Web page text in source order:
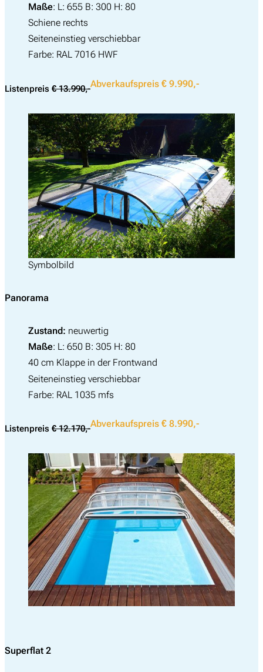
Maße: L: 655 B: 300 H: 80
Schiene rechts
Seiteneinstieg verschiebbar
Farbe: RAL 7016 HWF
Listenpreis € 13.990,-Abverkaufspreis € 9.990,-
Symbolbild
Panorama
Zustand: neuwertig
Maße: L: 650 B: 305 H: 80
40 cm Klappe in der Frontwand
Seiteneinstieg verschiebbar
Farbe: RAL 1035 mfs
Listenpreis € 12.170,-Abverkaufspreis € 8.990,-
Superflat 2